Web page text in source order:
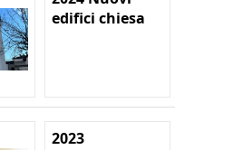
edifici chiesa
2023